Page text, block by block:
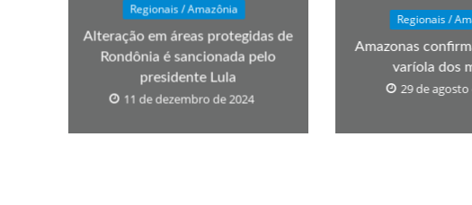
Regionais / Amazônia
Alteração em áreas protegidas de
Rondônia é sancionada pelo
presidente Lula
11 de dezembro de 2024
Regionais /
Amazonas
varíola dos
29 de agosto